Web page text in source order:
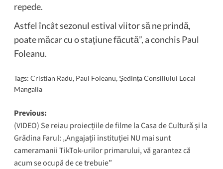
repede.
Astfel încât sezonul estival viitor să ne prindă,
poate măcar cu o stațiune făcută”, a conchis Paul
Foleanu.
Tags: Cristian Radu, Paul Foleanu, Ședința Consiliului Local
Mangalia
Post
navigation
Previous:
(VIDEO) Se reiau proiecțiile de filme la Casa de Cultură și la
Grădina Farul: „Angajații instituției NU mai sunt
cameramanii TikTok-urilor primarului, vă garantez că
acum se ocupă de ce trebuie”